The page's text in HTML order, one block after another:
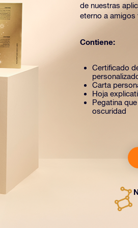
de nuestras
eterno a
Contiene:
Certificado
Carta
Hoja
Pegatina
oscuridad